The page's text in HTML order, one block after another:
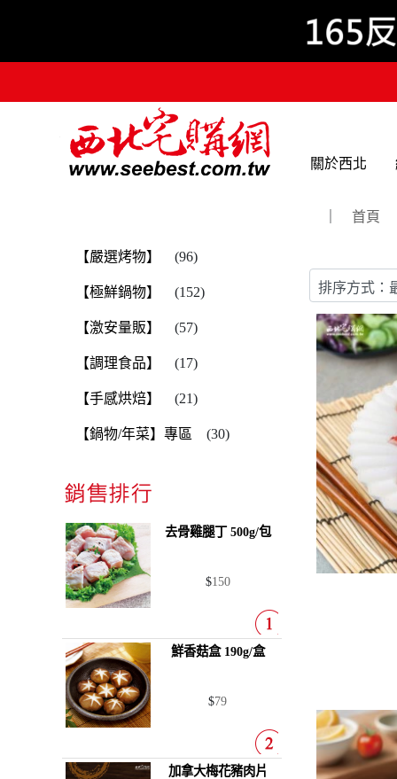
關於西北
【嚴選烤物】 (96)
【極鮮鍋物】 (152)
【激安量販】 (57)
【調理食品】 (17)
【手感烘焙】 (21)
【鍋物/年菜】專區 (30)
去骨雞腿丁 500g/包
$150
鮮香菇盒 190g/盒
$79
加拿大梅花豬肉片
首頁